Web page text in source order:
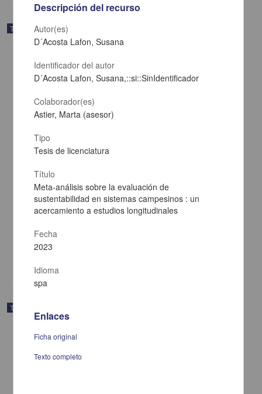
Trabajo de grado
Agricultura periurbana, calidad y uso de aguas residuales en
Tarímbaro, Michoacán
Biología y Química
Trabajo de grado
Descripción del recurso
Autor(es)
D´Acosta Lafon, Susana
Identificador del autor
D´Acosta Lafon, Susana,::si::SinIdentificador
Colaborador(es)
Astier, Marta (asesor)
Tipo
Tesis de licenciatura
Título
Meta-análisis sobre la evaluación de
sustentabilidad en sistemas campesinos : un
acercamiento a estudios longitudinales
Fecha
2023
Idioma
spa
Enlaces
Ficha original
Texto completo